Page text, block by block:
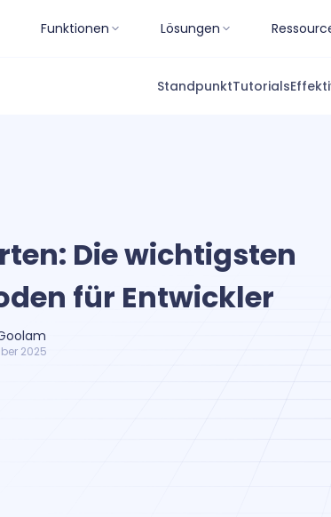
Funktionen Lösungen
StandpunktTutorials
Die wichtigsten
für Entwickler
2025